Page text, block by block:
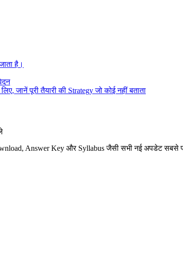
है।
जानें पूरी तैयारी की Strategy जो कोई नहीं बताता
Answer Key और Syllabus जैसी सभी नई अपडेट सबसे